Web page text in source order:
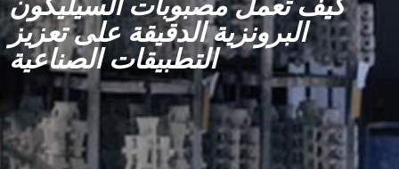
كيف تعمل مصبوبات السيليكون
البرونزية الدقيقة على تعزيز
التطبيقات الصناعية